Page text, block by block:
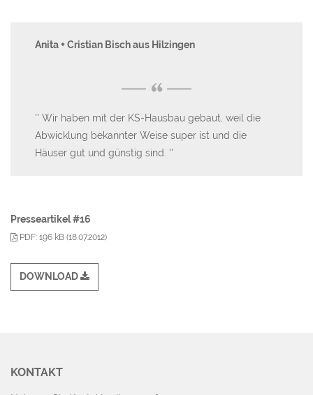
Anita + Cristian Bisch aus Hilzingen
“
Wir haben mit der KS-Hausbau gebaut, weil die
Abwicklung bekannter Weise super ist und die
Häuser gut und günstig sind.
Presseartikel #16
PDF: 196 kB (18.07.2012)
DOWNLOAD
KONTAKT